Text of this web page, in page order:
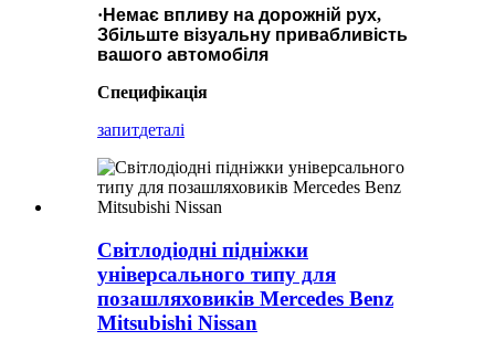
· Немає впливу на дорожній рух,
Збільште візуальну привабливість
вашого автомобіля
Специфікація
запитдеталі
Світлодіодні підніжки
універсального типу для
позашляховиків Mercedes Benz
Mitsubishi Nissan